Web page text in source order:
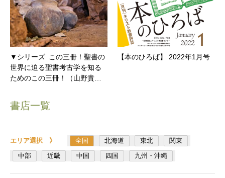
▼シリーズ この三冊！聖書の
世界に迫る聖書考古学を知る
ためのこの三冊！（山野貴…
【本のひろば】 2022年1月号
書店一覧
エリア選択 》 全国 北海道 東北
関東
中部
近畿 中国 四国 九州・沖縄